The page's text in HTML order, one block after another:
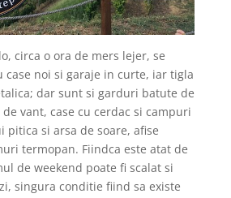
circa o ora de mers lejer, se
case noi si garaje in curte, iar tigla
dar sunt si garduri batute de
vant, case cu cerdac si campuri
pitica si arsa de soare, afise
termopan. Fiindca este atat de
de weekend poate fi scalat si
singura conditie fiind sa existe